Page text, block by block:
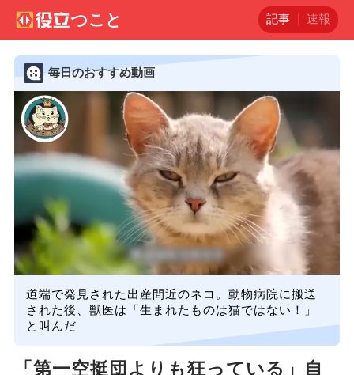
記事 速報
毎日のおすすめ動画
道端で発見された出産間近のネコ。動物病院に搬送
された後、獣医は「生まれたものは猫ではない！」
と叫んだ
「第一空挺団よりも狂っている」自